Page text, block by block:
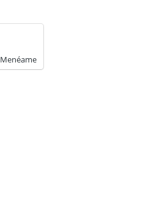
Menéame